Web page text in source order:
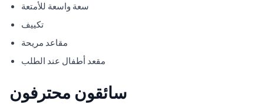
سعة واسعة للأمتعة
تكييف
مقاعد مريحة
مقعد أطفال عند الطلب
سائقون محترفون